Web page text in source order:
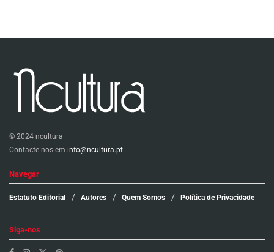
© 2024 ncultura
Contacte-nos em info@ncultura.pt
Navegar
Estatuto Editorial Autores Quem Somos Política de Privacidade
Siga-nos